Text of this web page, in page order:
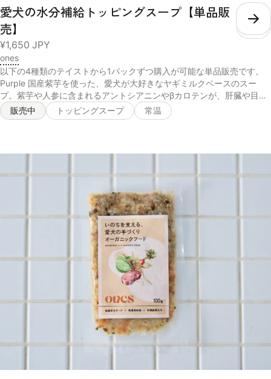
愛犬の水分補給トッピングスープ【単品販
売】
¥1,650 JPY
こ
ones
以下の4種類のテイストから1パックずつ購入が可能な単品販売です。
Purple 国産紫芋を使った、愛犬が大好きなヤギミルクベースのスー
プ。紫芋や人参に含まれるアントシアニンやβカロテンが、肝臓や目の
健康を維持します。 【ヤギ乳、にんじんパウダー、脱脂米ぬか、ムラ
サキ芋パウダー、ポークパウダー、イヌリン(一部に乳成分を含む)】
の腎臓や尿路の健康を保ちます。 【サツマイモ末、脱脂米ぬか、かぼ
濃縮果汁、マルトデキストリン(一部に乳成分を含む)】 Green 天然の
旨味たっぷり！北海道産昆布とチーズの香りが食欲をそそるスープ。パ
パイヤ酵素や乳酸菌、食物繊維が愛犬の口内環境をケアし、お腹の調子
を整えます。 【チーズパウダー、ゴボウ末、脱脂米ぬか、昆布末、パ
パイヤ末、マイタケ子実体パウダー(一部に乳成分を含む)】 Blue 毎日
の散歩をサポートするカルシウムなどの栄養素が豊富な鰹節を使ったス
ープ。コラーゲンペプチドとアセチルグルコサミンを配合し、日々の健
康維持や、愛犬の元気をサポートします。 【かつお節パウダー、乾燥
マッシュポテトパウダー、フィッシュコラーゲンペプチド、N-アセチ
ルグルコサミン、ホワイトキクラゲ抽出物】 Purple Yellow Green Blue
水分 4.0% 4.9% 5.6% 4.5% 粗たん白質 13.7% 11.9% 18.8% 63.5% 粗
脂肪 9.7% 1.6% 14.4% 2.5% 粗繊維 1.9% 2.4% 3.8% 0.6% 粗灰分
9.0% 5.0% 12.4% 2.9% リン 600mg/40g 352mg/40g 520mg/40g
116mg/40g 熱量 158kcal/40g 148kcal/40g 160kcal/40g
153kcal/40g 内容量 40g×1パック 賞味期限 / 保存方法 未開封の状態
所を避けて保存し、開封後は賞味期限にしっかりと早めにお使いくださ
販売中 トッピングスープ 常温